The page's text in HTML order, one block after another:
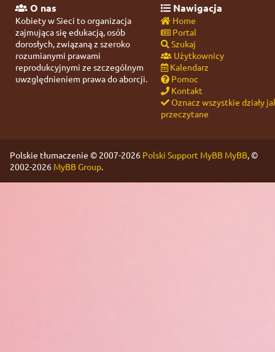
O nas
Kobiety w Sieci to organizacja
zajmująca się edukacją, osób
dorosłych, związaną z szeroko
rozumianymi prawami
reprodukcyjnymi ze szczególnym
uwzględnieniem prawa do aborcji.
Nawigacja
Home
Portal
Szukaj
Użytkownicy
Kalendarz
Pomoc
Kontakt
Oznacz wszystkie działy
przeczytane
Polskie tłumaczenie © 2007-2026 Polski Support MyBB MyBB, ©
2002-2026 MyBB Group.